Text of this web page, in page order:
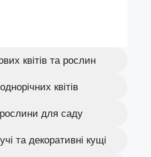
квітів та рослин
квітів
рослини для саду
та декоративні кущі